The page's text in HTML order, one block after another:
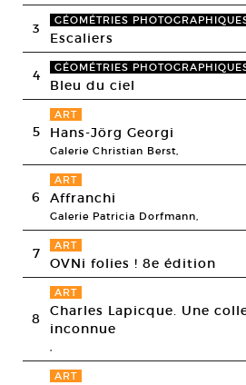
3 GÉOMÉTRIES
Escaliers
4 GÉOMÉTRIES
Bleu du ciel
5
ART
Hans-Jörg Georgi
Galerie Christian Berst,
6
ART
Affranchi
Galerie Patricia Dorfmann,
7 ART
OVNi folies ! 8e édition
8
ART
Charles Lapicque. Une
inconnue
,
ART